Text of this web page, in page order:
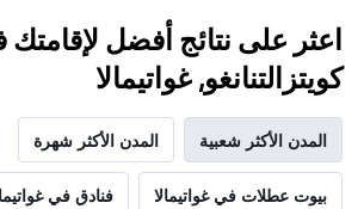
اعثر على نتائج أفضل
كويتزالتنانغو, غواتيمالا
المدن الأكثر شعبية المدن الأكثر شهرة
بيوت عطلات في غواتيمالا فنادق في